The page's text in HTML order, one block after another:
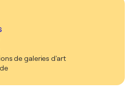
de galeries d'art